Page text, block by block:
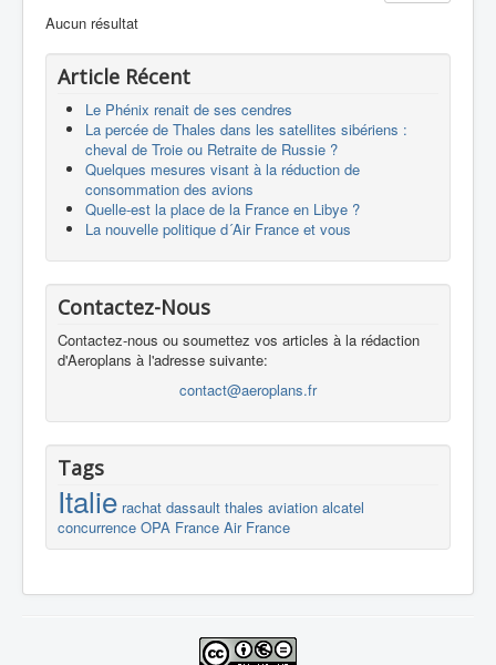
Europespace
Drones
Aucun résultat
Article Récent
Le Phénix renait de ses cendres
La percée de Thales dans les satellites sibériens :
cheval de Troie ou Retraite de Russie ?
Quelques mesures visant à la réduction de
consommation des avions
Quelle-est la place de la France en Libye ?
La nouvelle politique d´Air France et vous
Contactez-Nous
Contactez-nous ou soumettez vos articles à la rédaction
d'Aeroplans à l'adresse suivante:
contact@aeroplans.fr
Tags
Italie rachat dassault thales aviation alcatel
concurrence OPA France Air France